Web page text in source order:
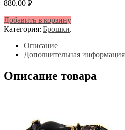
880.00 Р
Добавить в корзину
Категория: Брошки.
Описание
Дополнительная информация
Описание товара